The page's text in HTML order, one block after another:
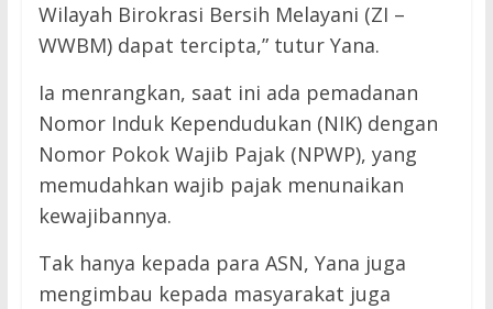
Wilayah Birokrasi Bersih Melayani (ZI –
WWBM) dapat tercipta,” tutur Yana.
Ia menrangkan, saat ini ada pemadanan
Nomor Induk Kependudukan (NIK) dengan
Nomor Pokok Wajib Pajak (NPWP), yang
memudahkan wajib pajak menunaikan
kewajibannya.
Tak hanya kepada para ASN, Yana juga
mengimbau kepada masyarakat juga